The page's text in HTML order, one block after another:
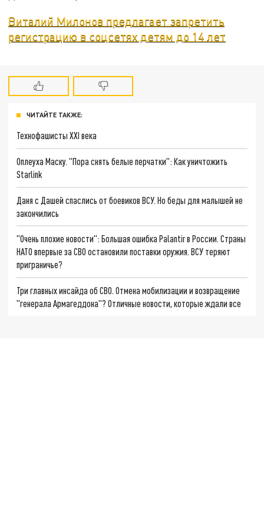
Виталий Милонов предлагает запретить
регистрацию в соцсетях детям до 14 лет
ЧИТАЙТЕ ТАКЖЕ:
Технофашисты XXI века
Оплеуха Маску. "Пора снять белые перчатки": Как уничтожить
Starlink
Даня с Дашей спаслись от боевиков ВСУ. Но беды для малышей не
закончились
"Очень плохие новости": Большая ошибка Palantir в России. Страны
НАТО впервые за СВО остановили поставки оружия. ВСУ теряют
приграничье?
Три главных инсайда об СВО. Отмена мобилизации и возвращение
"генерала Армагеддона"? Отличные новости, которые ждали все